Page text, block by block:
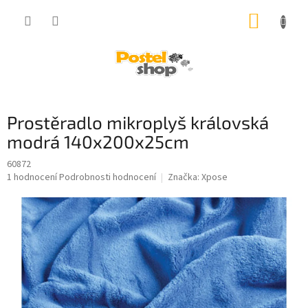
Prostěradlo mikroplyš královská
modrá 140x200x25cm
60872
Průměrné
produktu
hvězdiček.
1 hodnoceníPodrobnosti hodnocení Značka: Xpose